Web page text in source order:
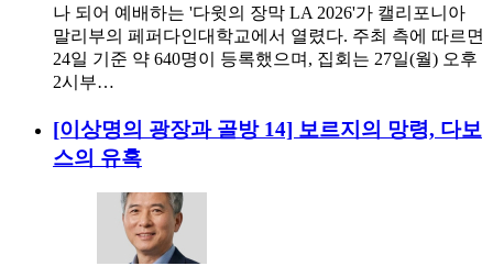
나 되어 예배하는 '다윗의 장막 LA 2026'가 캘리포니아
말리부의 페퍼다인대학교에서 열렸다. 주최 측에 따르면
24일 기준 약 640명이 등록했으며, 집회는 27일(월) 오후
2시부…
[이상명의 광장과 골방 14] 보르지의 망령, 다보
스의 유혹